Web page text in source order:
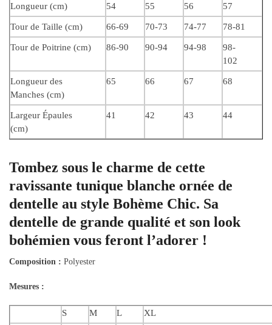
Longueur (cm) 54 55 56 57
Tour de Taille (cm) 66-69 70-73 74-77 78-81
Tour de Poitrine (cm) 86-90 90-94 94-98
98-
102
Longueur des
Manches (cm)
65 66 67 68
Largeur Épaules
(cm)
41 42 43 44
Tombez sous le charme de cette
ravissante tunique blanche ornée de
dentelle au style Bohème Chic. Sa
dentelle de grande qualité et son look
bohémien vous feront l’adorer !
Composition : Polyester
Mesures :
S M L XL